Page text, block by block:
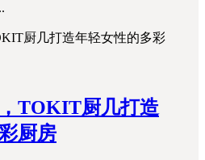
TOKIT厨几打造
厨房